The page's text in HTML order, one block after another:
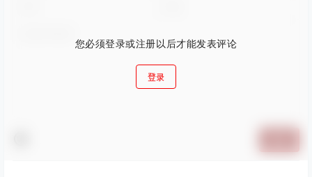
您必须登录或注册以后才能发表评论
登录